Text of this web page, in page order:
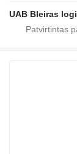
UAB Bleiras